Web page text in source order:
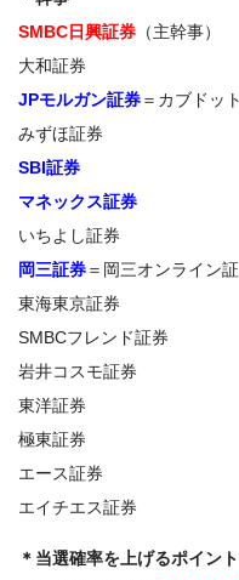
SMBC日興証券 （主幹事）
大和証券
JPモルガン証券＝カブドッ
みずほ証券
SBI証券
マネックス証券
いちよし証券
岡三証券＝岡三オンライン
東海東京証券
SMBCフレンド証券
岩井コスモ証券
東洋証券
極東証券
エース証券
エイチエス証券
＊当選確率を上げるポイント